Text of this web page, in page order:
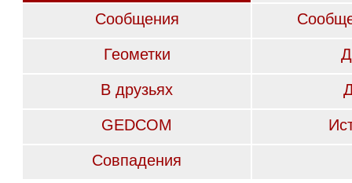
Сообщения
Геометки
В друзьях
GEDCOM
Совпадения